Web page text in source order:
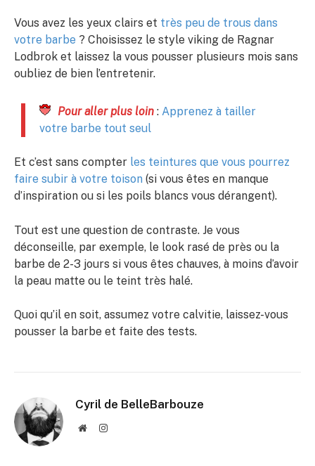
Vous avez les yeux clairs et très peu de trous dans
votre barbe ? Choisissez le style viking de Ragnar
Lodbrok et laissez la vous pousser plusieurs mois sans
oubliez de bien l’entretenir.
Pour aller plus loin : Apprenez à tailler
votre barbe tout seul
Et c’est sans compter les teintures que vous pourrez
faire subir à votre toison (si vous êtes en manque
d’inspiration ou si les poils blancs vous dérangent).
Tout est une question de contraste. Je vous
déconseille, par exemple, le look rasé de près ou la
barbe de 2-3 jours si vous êtes chauves, à moins d’avoir
la peau matte ou le teint très halé.
Quoi qu’il en soit, assumez votre calvitie, laissez-vous
pousser la barbe et faite des tests.
Cyril de BelleBarbouze
WebsiteInstagram